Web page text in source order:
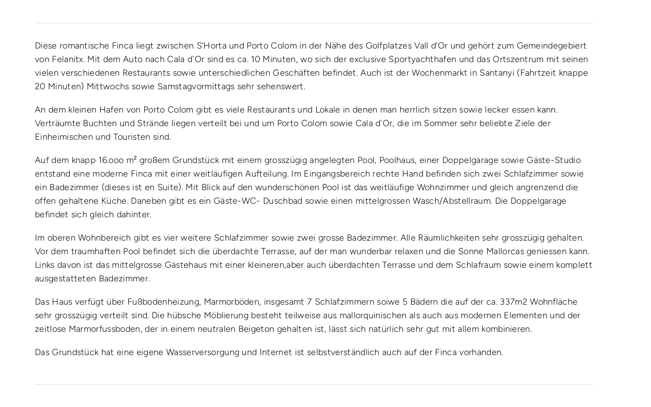
Diese romantische Finca liegt zwischen S’Horta und Porto Colom in der Nähe des Golfplatzes Vall d’Or und gehört zum Gemeindegebiert
von Felanitx. Mit dem Auto nach Cala d`Or sind es ca. 10 Minuten, wo sich der exclusive Sportyachthafen und das Ortszentrum mit seinen
vielen verschiedenen Restaurants sowie unterschiedlichen Geschäften befindet. Auch ist der Wochenmarkt in Santanyi (Fahrtzeit knappe
20 Minuten) Mittwochs sowie Samstagvormittags sehr sehenswert.
An dem kleinen Hafen von Porto Colom gibt es viele Restaurants und Lokale in denen man herrlich sitzen sowie lecker essen kann.
Verträumte Buchten und Strände liegen verteilt bei und um Porto Colom sowie Cala d`Or, die im Sommer sehr beliebte Ziele der
Einheimischen und Touristen sind.
Auf dem knapp 16.ooo m² großem Grundstück mit einem grosszügig angelegten Pool, Poolhaus, einer Doppelgarage sowie Gäste-Studio
entstand eine moderne Finca mit einer weitläufigen Aufteilung. Im Eingangsbereich rechte Hand befinden sich zwei Schlafzimmer sowie
ein Badezimmer (dieses ist en Suite). Mit Blick auf den wunderschönen Pool ist das weitläufige Wohnzimmer und gleich angrenzend die
offen gehaltene Küche. Daneben gibt es ein Gäste-WC- Duschbad sowie einen mittelgrossen Wasch/Abstellraum. Die Doppelgarage
befindet sich gleich dahinter.
Im oberen Wohnbereich gibt es vier weitere Schlafzimmer sowie zwei grosse Badezimmer. Alle Räumlichkeiten sehr grosszügig gehalten.
Vor dem traumhaften Pool befindet sich die überdachte Terrasse, auf der man wunderbar relaxen und die Sonne Mallorcas geniessen kann.
Links davon ist das mittelgrosse Gästehaus mit einer kleineren,aber auch überdachten Terrasse und dem Schlafraum sowie einem komplett
ausgestatteten Badezimmer.
Das Haus verfügt über Fußbodenheizung, Marmorböden, insgesamt 7 Schlafzimmern soiwe 5 Bädern die auf der ca. 337m2 Wohnfläche
sehr grosszügig verteilt sind. Die hübsche Möblierung besteht teilweise aus mallorquinischen als auch aus modernen Elementen und der
zeitlose Marmorfussboden, der in einem neutralen Beigeton gehalten ist, lässt sich natürlich sehr gut mit allem kombinieren.
Das Grundstück hat eine eigene Wasserversorgung und Internet ist selbstverständlich auch auf der Finca vorhanden.